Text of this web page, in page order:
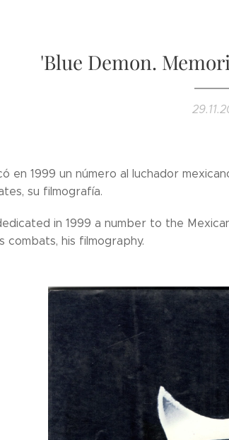
'Blue Demon.
en 1999 un número al luchador
su filmografía.
in 1999 a number to the
combats, his filmography.